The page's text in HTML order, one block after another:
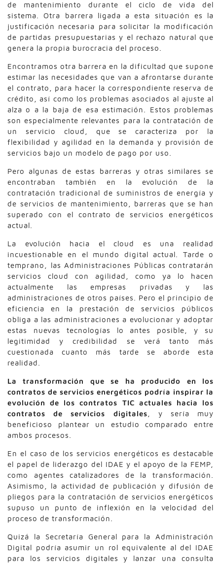
de mantenimiento durante el ciclo de vida del
sistema. Otra barrera ligada a esta situación es la
justificación necesaria para solicitar la modificación
de partidas presupuestarias y el rechazo natural que
genera la propia burocracia del proceso.
Encontramos otra barrera en la dificultad que supone
estimar las necesidades que van a afrontarse durante
el contrato, para hacer la correspondiente reserva de
crédito, así como los problemas asociados al ajuste al
alza o a la baja de esa estimación. Estos problemas
son especialmente relevantes para la contratación de
un servicio cloud, que se caracteriza por la
flexibilidad y agilidad en la demanda y provisión de
servicios bajo un modelo de pago por uso.
Pero algunas de estas barreras y otras similares se
encontraban también en la evolución de la
contratación tradicional de suministros de energía y
de servicios de mantenimiento, barreras que se han
superado con el contrato de servicios energéticos
actual.
La evolución hacia el cloud es una realidad
incuestionable en el mundo digital actual. Tarde o
temprano, las Administraciones Públicas contratarán
servicios cloud con agilidad, como ya lo hacen
actualmente las empresas privadas y las
administraciones de otros países. Pero el principio de
eficiencia en la prestación de servicios públicos
obliga a las administraciones a evolucionar y adoptar
estas nuevas tecnologías lo antes posible, y su
legitimidad y credibilidad se verá tanto más
cuestionada cuanto más tarde se aborde esta
realidad.
La transformación que se ha producido en los
contratos de servicios energéticos podría inspirar la
evolución de los contratos TIC actuales hacia los
contratos de servicios digitales , y sería muy
beneficioso plantear un estudio comparado entre
ambos procesos.
En el caso de los servicios energéticos es destacable
el papel de liderazgo del IDAE y el apoyo de la FEMP,
como agentes catalizadores de la transformación.
Asimismo, la actividad de publicación y difusión de
pliegos para la contratación de servicios energéticos
supuso un punto de inflexión en la velocidad del
proceso de transformación.
Quizá la Secretaría General para la Administración
Digital podría asumir un rol equivalente al del IDAE
para los servicios digitales y lanzar una consulta